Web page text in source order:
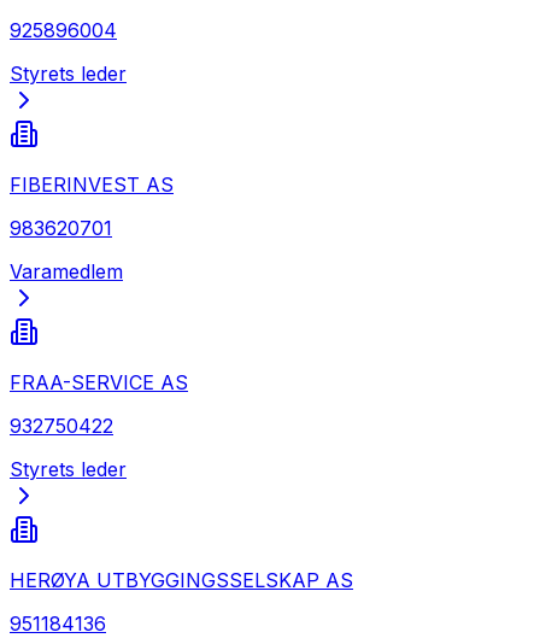
925896004
Styrets leder
FIBERINVEST AS
983620701
Varamedlem
FRAA-SERVICE AS
932750422
Styrets leder
HERØYA UTBYGGINGSSELSKAP AS
951184136